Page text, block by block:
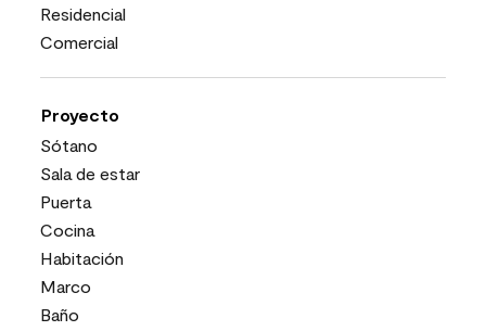
Residencial
Comercial
Proyecto
Sótano
Sala de estar
Puerta
Cocina
Habitación
Marco
Baño